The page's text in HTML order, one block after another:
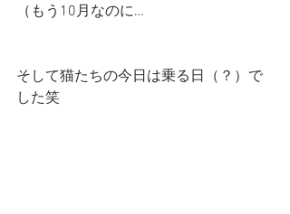
（もう10月なのに…
そして猫たちの今日は乗る日（？）で
した笑